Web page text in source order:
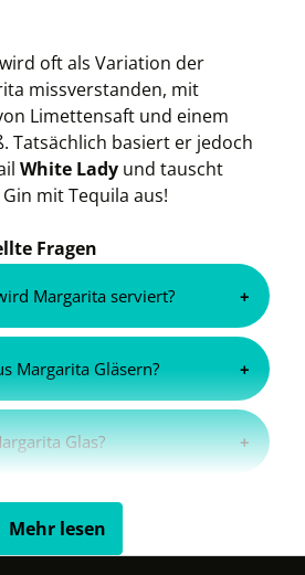
oft als Variation der
missverstanden, mit
Limettensaft und einem
Tatsächlich basiert er jedoch
White Lady und tauscht
mit Tequila aus!
Fragen
Margarita serviert?
handelt es sich um
das Servieren von (Frozen)
zahllosen Varianten.
eine Variation der
Cocktailschale, erkennt
Kelch.
Margarita Gläsern?
Gläser tatsächlich speziell
konzipiert wurden,
die ein oder andere
besondere Cocktails wie der
in der Margaritaschale
Glas?
und 400 ml. Die größeren
Mehr lesen